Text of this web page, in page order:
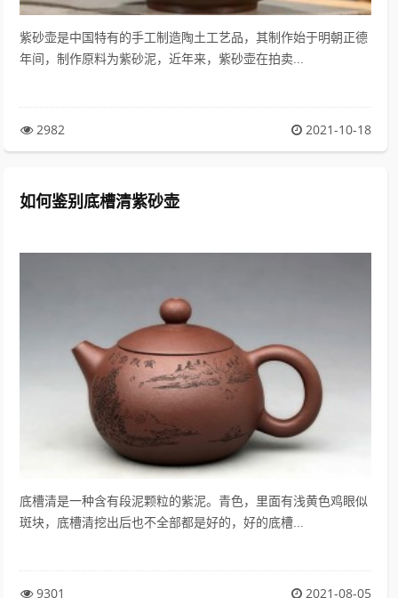
紫砂壶是中国特有的手工制造陶土工艺品，其制作始于明朝正德
年间，制作原料为紫砂泥，近年来，紫砂壶在拍卖...
2982 2021-10-18
如何鉴别底槽清紫砂壶
底槽清是一种含有段泥颗粒的紫泥。青色，里面有浅黄色鸡眼似
斑块，底槽清挖出后也不全部都是好的，好的底槽...
9301 2021-08-05